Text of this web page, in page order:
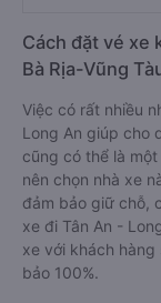
Cách đặt vé xe
Bà Rịa-Vũng
Việc có rất nhiều
Long An giúp cho
cũng có thể là
nên chọn nhà xe
đảm bảo giữ chỗ,
xe đi Tân An -
xe với khách
bảo 100%.